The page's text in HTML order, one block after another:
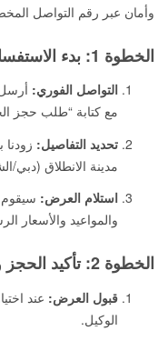
وأمان عبر رقم التواصل
الخطوة 1: بدء الاستفسار وتحديد المتطلبات
التواصل الفوري:
مع كتابة “طلب حجز
تحديد التفاصيل: زودنا
مدينة الانطلاق (دبي/
استلام العرض: سيقوم
والمواعيد والأسعار
الخطوة 2: تأكيد الحجز وإرسال المستندات
قبول العرض: عند
الوكيل.